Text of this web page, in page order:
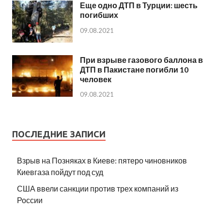
Еще одно ДТП в Турции: шесть
погибших
09.08.2021
При взрыве газового баллона в
ДТП в Пакистане погибли 10
человек
09.08.2021
ПОСЛЕДНИЕ ЗАПИСИ
Взрыв на Позняках в Киеве: пятеро чиновников
Киевгаза пойдут под суд
США ввели санкции против трех компаний из
России